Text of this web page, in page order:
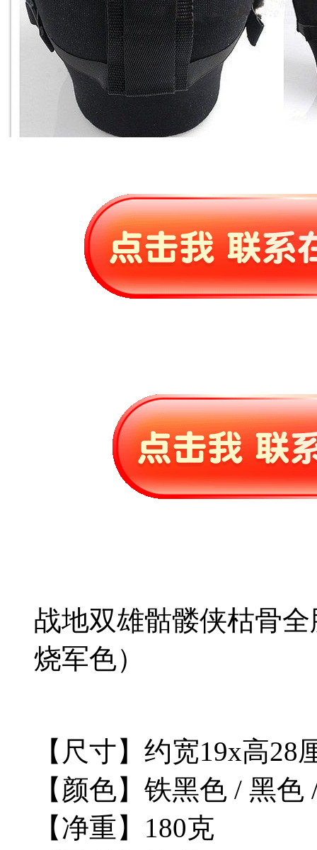
战地双雄骷髅侠枯骨
烧军色）
【尺寸】约宽19x高28
【颜色】铁黑色 / 黑
【净重】180克